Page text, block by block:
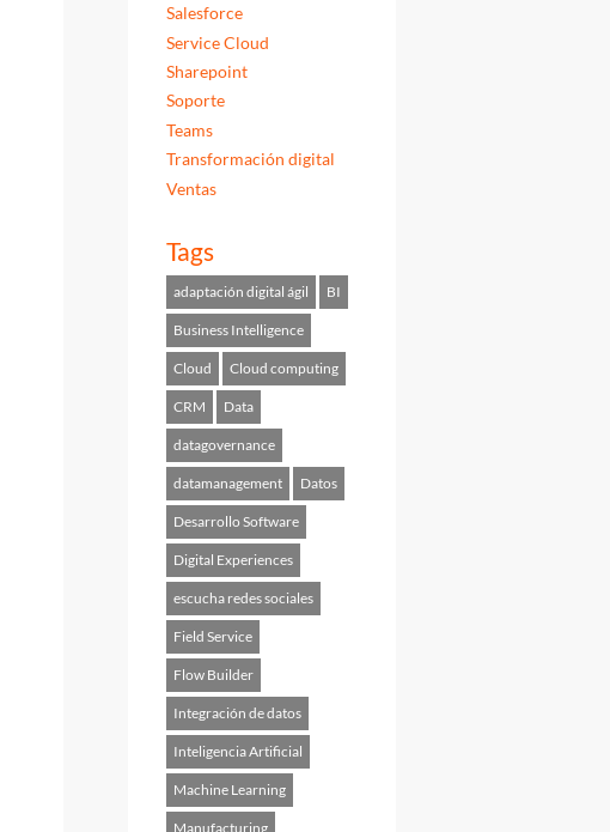
Salesforce
Service Cloud
Sharepoint
Soporte
Teams
Transformación digital
Ventas
Tags
adaptación digital ágil BI
Business Intelligence
Cloud Cloud computing
CRM Data
datagovernance
datamanagement Datos
Desarrollo Software
Digital Experiences
escucha redes sociales
Field Service
Flow Builder
Integración de datos
Inteligencia Artificial
Machine Learning
Manufacturing